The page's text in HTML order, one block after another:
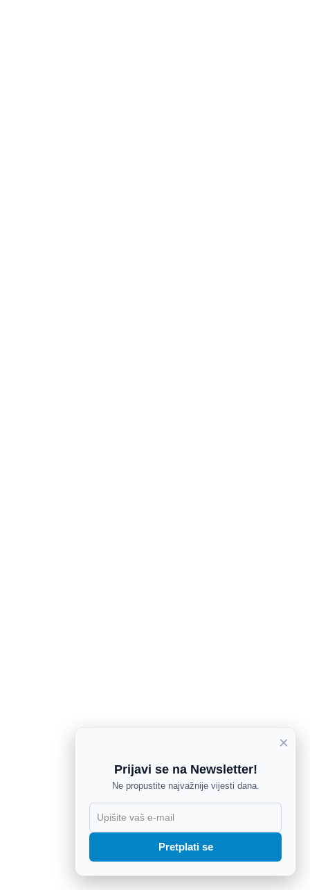
×
Prijavi se na Newsletter!
Ne propustite najvažnije vijesti dana.
Pretplati se